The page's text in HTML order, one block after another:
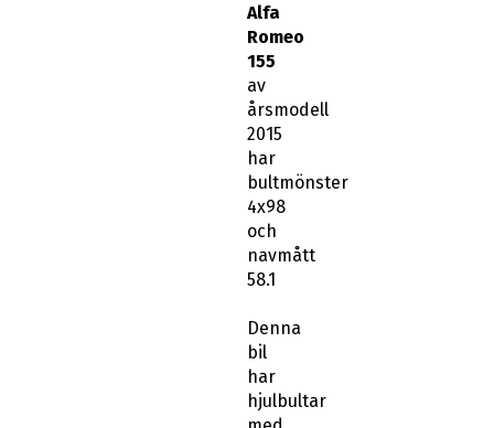
Alfa
Romeo
155
av
årsmodell
2015
har
bultmönster
4x98
och
navmått
58.1
Denna
bil
har
hjulbultar